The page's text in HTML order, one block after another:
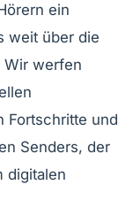
ein
weit über die
Wir werfen
Fortschritte und
Senders, der
digitalen